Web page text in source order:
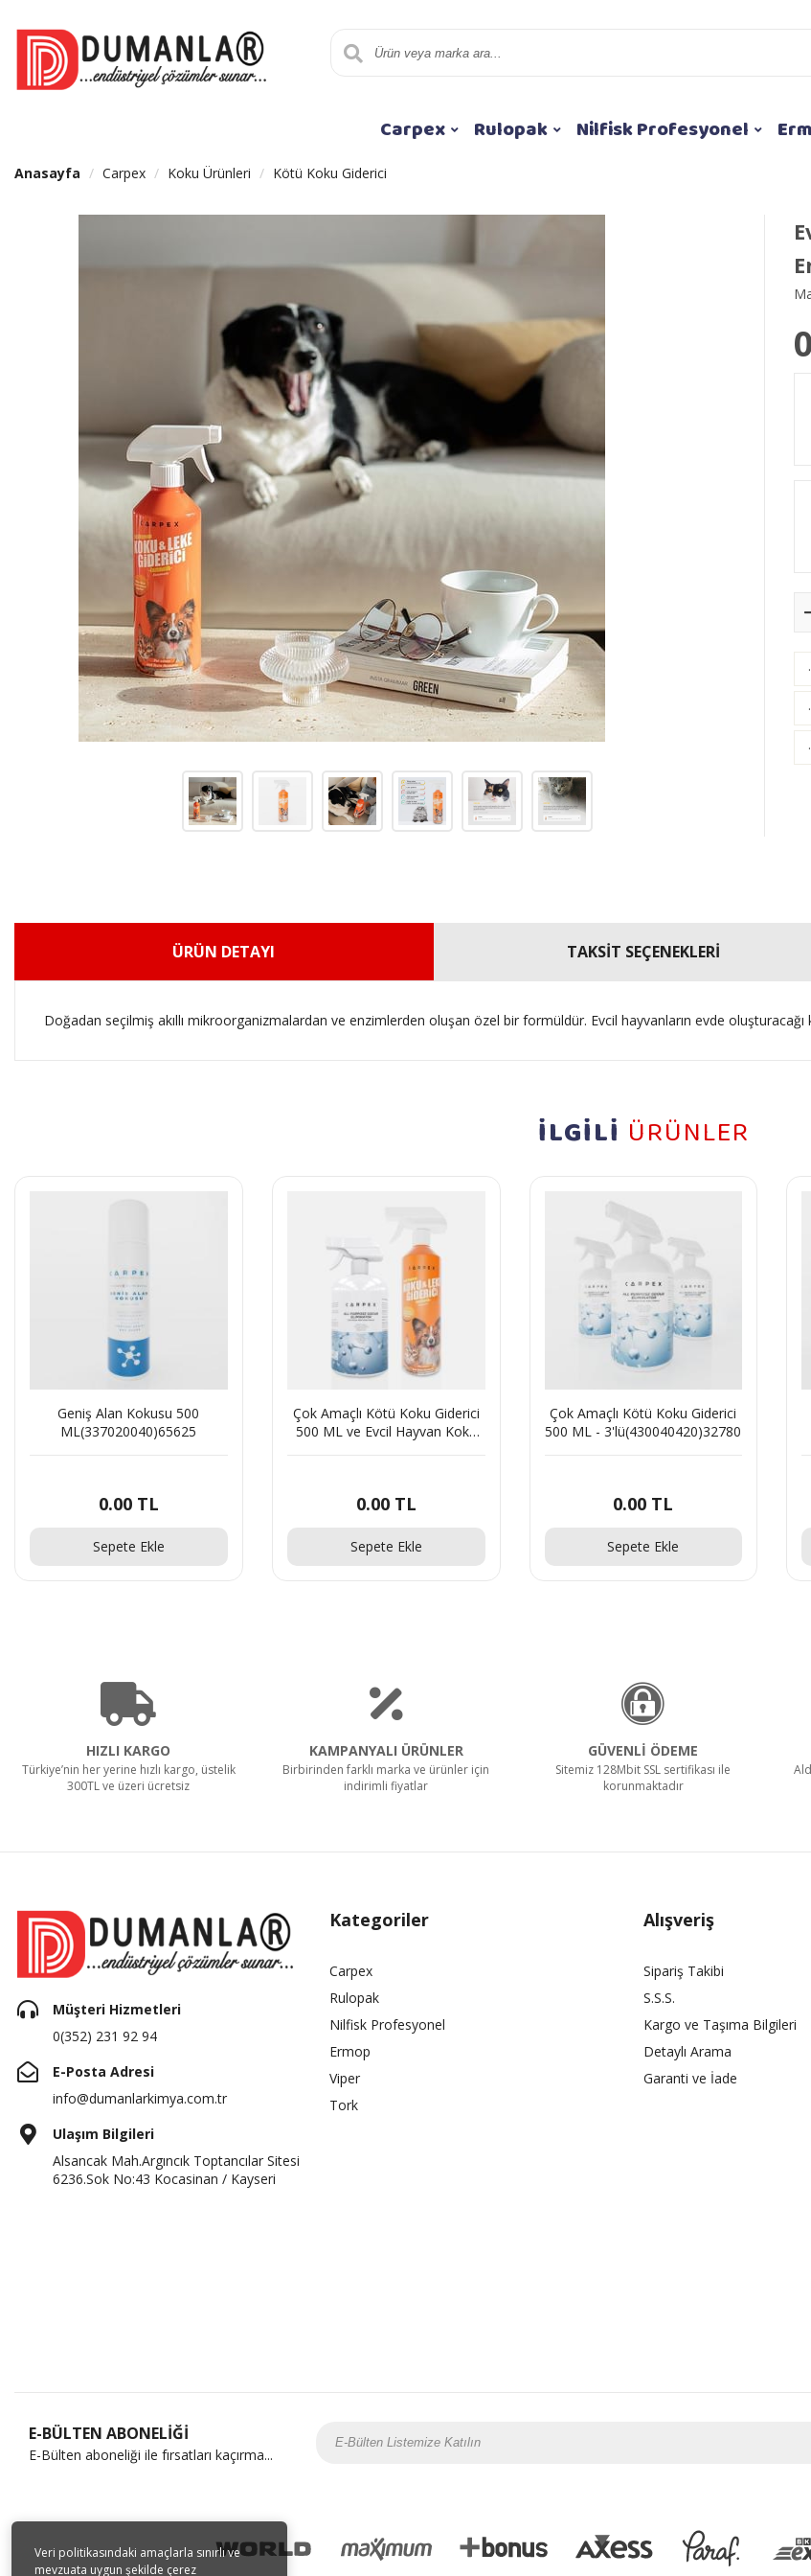
Veri politikasındaki amaçlarla sınırlı ve
mevzuata uygun şekilde çerez
Carpex Rulopak Nilfisk Profesyonel
Anasayfa Carpex Koku Ürünleri Kötü Koku Giderici
·
·
·
ÜRÜN DETAYI TAKSİT SEÇENEKLERİ
Doğadan seçilmiş akıllı mikroorganizmalardan ve enzimlerden oluşan özel bir formüldür. Evcil hayvanların evde
İLGİLİ ÜRÜNLER
Geniş Alan Kokusu 500
ML(337020040)65625
0.00TL
Sepete Ekle
Çok Amaçlı Kötü Koku Giderici
500 ML ve Evcil Hayvan Koku
0.00TL
Sepete Ekle
Çok Amaçlı Kötü Koku Giderici
500 ML - 3'lü(430040420)32780
0.00 TL
Sepete Ekle
HIZLI KARGO
Türkiye’nin her yerine hızlı kargo, üstelik
300TL ve üzeri ücretsiz
KAMPANYALI ÜRÜNLER
Birbirinden farklı marka ve ürünler için
indirimli fiyatlar
GÜVENLİ ÖDEME
Sitemiz 128Mbit SSL sertifikası ile
korunmaktadır
Müşteri Hizmetleri
0(352) 231 92 94
E-Posta Adresi
info@dumanlarkimya.com.tr
Ulaşım Bilgileri
Alsancak Mah.Argıncık Toptancılar Sitesi
6236.Sok No:43 Kocasinan / Kayseri
Kategoriler
Carpex
Rulopak
Nilfisk Profesyonel
Ermop
Viper
Tork
Alışveriş
Sipariş Takibi
S.S.S.
Kargo ve Taşıma Bilgileri
Detaylı Arama
Garanti ve İade
E-BÜLTEN ABONELİĞİ
E-Bülten aboneliği ile fırsatları kaçırma...